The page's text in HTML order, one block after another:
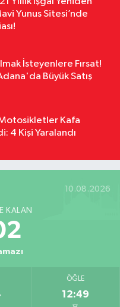
Yunus Sitesi’nde
İsteyenlere Fırsat!
Büyük Satış
Kafa
4 Kişi Yaralandı
10.08.2026
KALAN
ÖĞLE
12:49